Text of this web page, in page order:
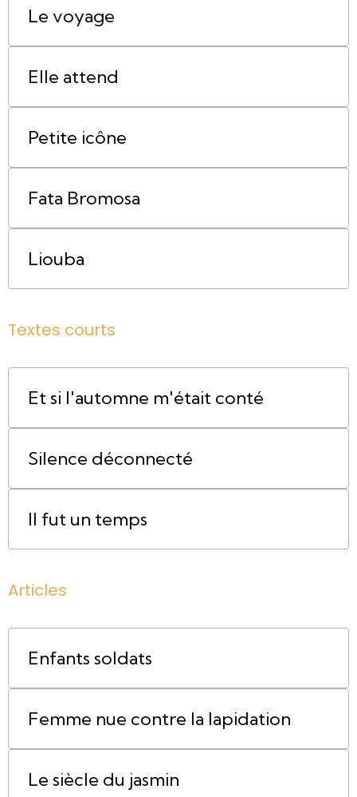
Le voyage
Elle attend
Petite icône
Fata Bromosa
Liouba
Textes courts
Et si l'automne m'était conté
Silence déconnecté
Il fut un temps
Articles
Enfants soldats
Femme nue contre la lapidation
Le siècle du jasmin